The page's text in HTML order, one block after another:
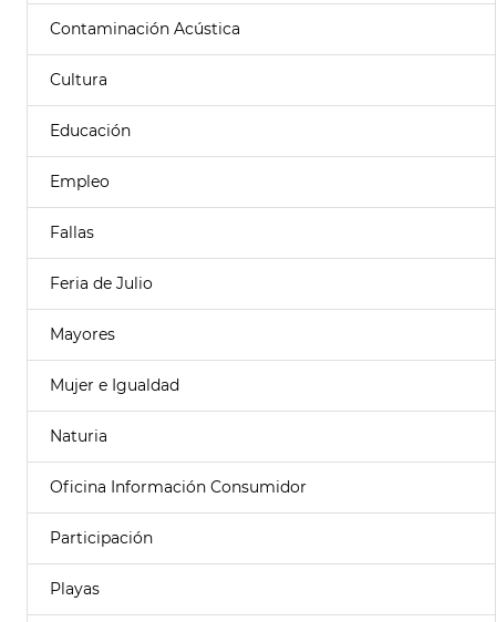
Contaminación Acústica
Cultura
Educación
Empleo
Fallas
Feria de Julio
Mayores
Mujer e Igualdad
Naturia
Oficina Información Consumidor
Participación
Playas